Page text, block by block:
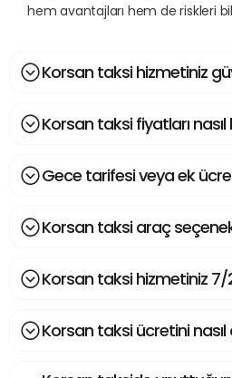
hem avantajları hem de riskleri
Korsan taksi hizmetiniz
Korsan taksi fiyatları
Gece tarifesi veya ek
Korsan taksi araç
Korsan taksi hizmetiniz 7/
Korsan taksi ücretini